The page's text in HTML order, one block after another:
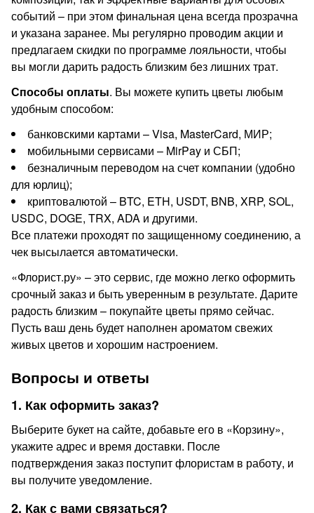
событий – при этом финальная цена всегда прозрачна
и указана заранее. Мы регулярно проводим акции и
предлагаем скидки по программе лояльности, чтобы
вы могли дарить радость близким без лишних трат.
Способы оплаты. Вы можете купить цветы любым
удобным способом:
банковскими картами – Visa, MasterCard, МИР;
мобильными сервисами – MirPay и СБП;
безналичным переводом на счет компании (удобно
для юрлиц);
криптовалютой – BTC, ETH, USDT, BNB, XRP, SOL,
USDC, DOGE, TRX, ADA и другими.
Все платежи проходят по защищенному соединению, а
чек высылается автоматически.
«Флорист.ру» – это сервис, где можно легко оформить
срочный заказ и быть уверенным в результате. Дарите
радость близким – покупайте цветы прямо сейчас.
Пусть ваш день будет наполнен ароматом свежих
живых цветов и хорошим настроением.
Вопросы и ответы
1. Как оформить заказ?
Выберите букет на сайте, добавьте его в «Корзину»,
укажите адрес и время доставки. После
подтверждения заказ поступит флористам в работу, и
вы получите уведомление.
2. Как с вами связаться?